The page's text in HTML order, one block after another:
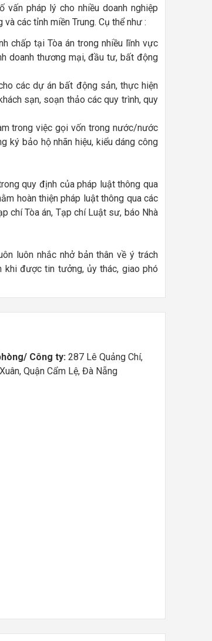
vấn pháp lý cho nhiều doanh nghiệp
các tỉnh miền Trung. Cụ thể như :
chấp tại Tòa án trong nhiều lĩnh vực
doanh thương mại, đầu tư, bất động
các dự án bất động sản, thực hiện
sạn, soạn thảo các quy trình, quy
trong việc gọi vốn trong nước/nước
ký bảo hộ nhãn hiệu, kiểu dáng công
quy định của pháp luật thông qua
hoàn thiện pháp luật thông qua các
chí Tòa án, Tạp chí Luật sư, báo Nhà
luôn nhắc nhở bản thân về ý trách
khi được tin tưởng, ủy thác, giao phó
Công ty: 287 Lê Quảng Chí,
Quận Cẩm Lệ, Đà Nẵng